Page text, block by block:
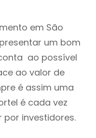
em São
um bom
ao possível
ao valor de
é assim uma
é cada vez
investidores.